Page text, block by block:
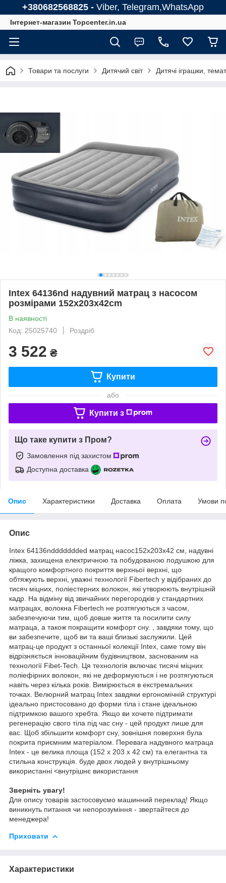
+380682568825 - Viber, Telegram,WhatsApp
Інтернет-магазин Topcenter.in.ua
Товари та послуги Дитячий світ Дитячі іграшки,
Intex 64136nd надувний матрац з насосом
розмірами 152x203x42cm
В наявності
Код: 25025740
Роздріб
3 522 ₴
Купити
або
Купити з
Що таке купити з Пром?
Замовлення під захистом
Доступна доставка
Опис Характеристики Доставка Оплата Умови
Опис
Intex 64136nddddddded матрац насос152x203x42 см, надувні
ліжка, захищена електричною та побудованою подушкою для
кращого комфортного покриття верхньої верхні, що
обтяжують верхні, уважні технології Fibertech у відібраних до
тисяч міцних, поліестерних волокон, які утворюють внутрішній
кадр. На відміну від звичайних перегородків у стандартних
матрацах, волокна Fibertech не розтягуються з часом,
забезпечуючи тим, щоб довше життя та посилити силу
матраца, а також покращити комфорт сну. , завдяки тому, що
ви забезпечите, щоб ви та ваші близькі заслужили. Цей
матрац-це продукт з останньої колекції Intex, саме тому він
відрізняється інноваційним будівництвом, заснованим на
технології Fibet-Tech. Ця технологія включає тисячі міцних
поліефірних волокон, які не деформуються і не розтягуються
навіть через кілька років. Вимірюється в екстремальних
точках. Велюрний матрац Intex завдяки ергономічній структурі
ідеально пристосовано до форми тіла і стане ідеальною
підтримкою вашого хребта. Якщо ви хочете підтримати
регенерацію свого тіла під час сну - цей продукт лише для
вас. Щоб збільшити комфорт сну, зовнішня поверхня була
покрита приємним матеріалом. Перевага надувного матраца
Intex - це велика площа (152 х 203 х 42 см) та елегантна та
стильна конструкція. буде двох людей у внутрішньому
використанні <внутрішнє використання
Зверніть увагу!
Для опису товарів застосовуємо машинний переклад! Якщо
виникнуть питання чи непорозуміння - звертайтеся до
менеджера!
Приховати
Характеристики